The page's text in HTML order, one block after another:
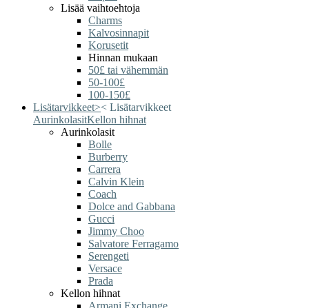
Lisää vaihtoehtoja
Charms
Kalvosinnapit
Korusetit
Hinnan mukaan
50£ tai vähemmän
50-100£
100-150£
Lisätarvikkeet>< Lisätarvikkeet
AurinkolasitKellon hihnat
Aurinkolasit
Bolle
Burberry
Carrera
Calvin Klein
Coach
Dolce and Gabbana
Gucci
Jimmy Choo
Salvatore Ferragamo
Serengeti
Versace
Prada
Kellon hihnat
Armani Exchange